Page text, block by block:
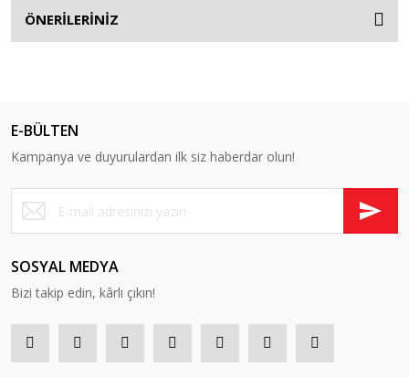
ÖNERİLERİNİZ
E-BÜLTEN
Kampanya ve duyurulardan ilk siz haberdar olun!
SOSYAL MEDYA
Bizi takip edin, kârlı çıkın!